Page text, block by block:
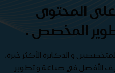
على المحتوى
المخصص .
و الدكاترة الأكثر خبرة،
الأفضل في صناعة و تطوير